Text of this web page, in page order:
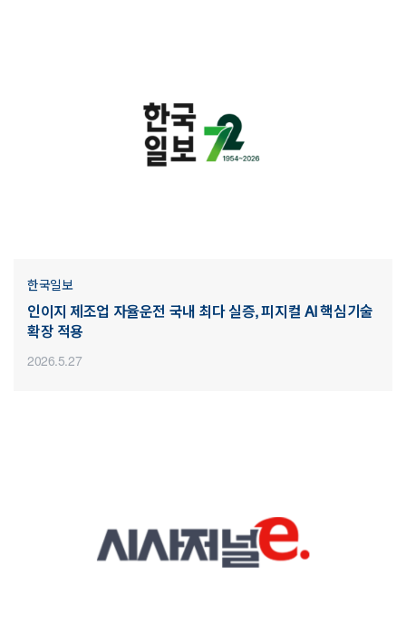
한국일보
인이지 제조업 자율운전 국내 최다 실증, 피지컬 AI 핵심기술
확장 적용
2026.5.27